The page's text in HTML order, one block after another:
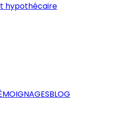
hypothécaire
BLOG